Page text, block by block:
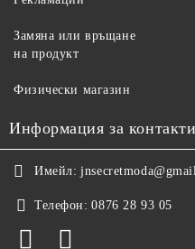
Замяна или връщане
на продукт
Физически магазин
Информация за
Имейл:
Телефон: 0876 28 93 05